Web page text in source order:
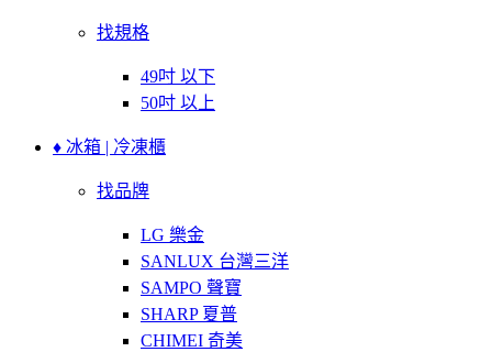
找規格
49吋 以下
50吋 以上
♦ 冰箱 | 冷凍櫃
找品牌
LG 樂金
SANLUX 台灣三洋
SAMPO 聲寶
SHARP 夏普
CHIMEI 奇美